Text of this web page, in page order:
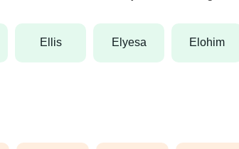
ellis elyesa elohim